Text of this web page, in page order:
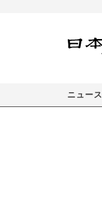
ニュース